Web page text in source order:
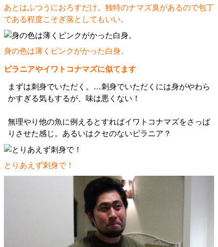
あとはふつうにおろすだけ。独特のナマズ臭があるので包丁
である程度こそぎ落としてもいい。
身の色は薄くピンクがかった白身。
ピラニアやイワトコナマズに似てます
まずは刺身でいただく。…刺身でいただくには身がやわら
かすぎる気もするが、味は悪くない！
無理やり他の魚に例えるとすればイワトコナマズをさっぱ
りさせた感じ。あるいはクセのないピラニア？
とりあえず刺身で！